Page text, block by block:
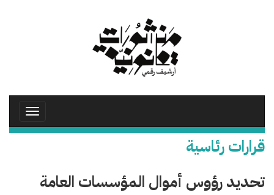
Toggle
قرارات رئاسية
تحديد رؤوس أموال المؤسسات العامة